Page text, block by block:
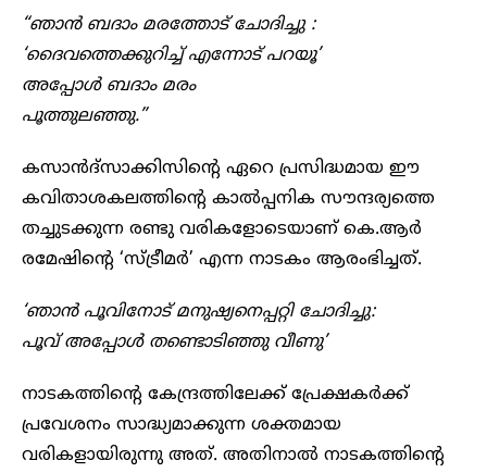
“ഞാൻ ബദാം മരത്തോട് ചോദിച്ചു :
‘ദൈവത്തെക്കുറിച്ച് എന്നോട് പറയൂ’
അപ്പോൾ ബദാം മരം
പൂത്തുലഞ്ഞു.”
കസാൻദ്സാക്കിസിന്റെ ഏറെ പ്രസിദ്ധമായ ഈ
കവിതാശകലത്തിന്റെ കാൽപ്പനിക സൗന്ദര്യത്തെ
തച്ചുടക്കുന്ന രണ്ടു വരികളോടെയാണ് കെ.ആർ
രമേഷിന്റെ ‘സ്ട്രീമർ’ എന്ന നാടകം ആരംഭിച്ചത്.
‘ഞാൻ പൂവിനോട് മനുഷ്യനെപ്പറ്റി ചോദിച്ചു:
പൂവ് അപ്പോൾ തണ്ടൊടിഞ്ഞു വീണു’
നാടകത്തിന്റെ കേന്ദ്രത്തിലേക്ക് പ്രേക്ഷകർക്ക്
പ്രവേശനം സാദ്ധ്യമാക്കുന്ന ശക്തമായ
വരികളായിരുന്നു അത്. അതിനാൽ നാടകത്തിന്റെ